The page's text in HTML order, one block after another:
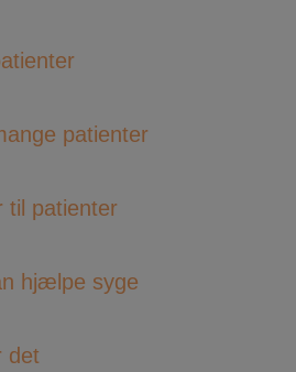
patienter
til patienter
hjælpe syge
det